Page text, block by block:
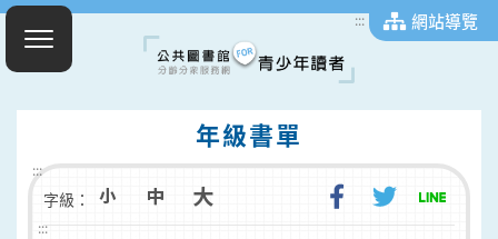
::: 網站導覽
年級書單
:::
字級：
:::